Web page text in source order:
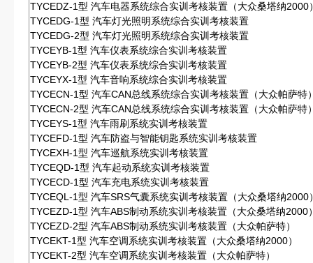
TYCEDZ-1型 汽车电器系统综合实训考核装置（大众桑塔纳2000
TYCEDG-1型 汽车灯光照明系统综合实训考核装置
TYCEDG-2型 汽车灯光照明系统综合实训考核装置
TYCEYB-1型 汽车仪表系统综合实训考核装置
TYCEYB-2型 汽车仪表系统综合实训考核装置
TYCEYX-1型 汽车音响系统综合实训考核装置
TYCECN-1型 汽车CAN总线系统综合实训考核装置（大众帕萨特
TYCECN-2型 汽车CAN总线系统综合实训考核装置（大众帕萨特
TYCEYS-1型 汽车雨刷系统实训考核装置
TYCEFD-1型 汽车防盗与智能钥匙系统实训考核装置
TYCEXH-1型 汽车巡航系统实训考核装置
TYCEQD-1型 汽车起动系统实训考核装置
TYCECD-1型 汽车充电系统实训考核装置
TYCEQL-1型 汽车SRS气囊系统实训考核装置（大众桑塔纳2000
TYCEZD-1型 汽车ABS制动系统实训考核装置（大众桑塔纳2000
TYCEZD-2型 汽车ABS制动系统实训考核装置（大众帕萨特）
TYCEKT-1型 汽车空调系统实训考核装置（大众桑塔纳2000）
TYCEKT-2型 汽车空调系统实训考核装置（大众帕萨特）